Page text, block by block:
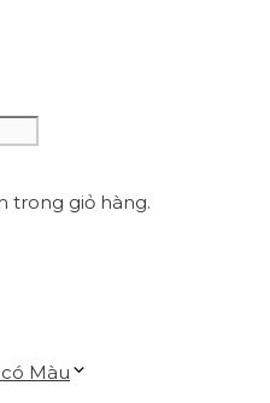
trong giỏ hàng.
Màu